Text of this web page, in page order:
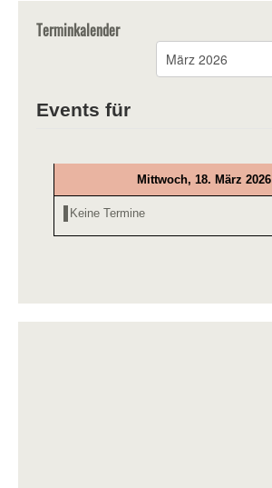
Terminkalender
Events für
Mittwoch, 18. März 2026
Keine Termine